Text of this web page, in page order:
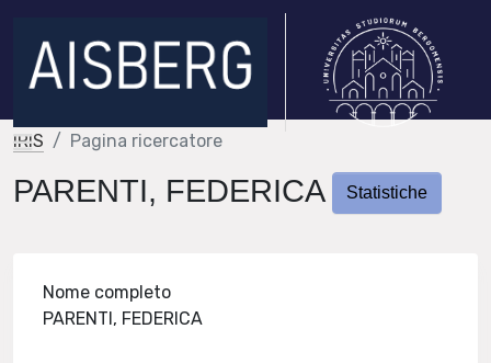
IRIS Pagina ricercatore
PARENTI, FEDERICA Statistiche
Nome completo
PARENTI, FEDERICA